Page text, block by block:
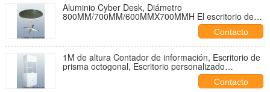
Aluminio Cyber Desk, Diámetro
800MM/700MM/600MMX700MMH El escritorio de
eventos del stand de exhibición se puede usar al
Contacto
1M de altura Contador de información, Escritorio de
prisma octogonal, Escritorio personalizado
especialmente para el evento de exhibición / stand
Contacto